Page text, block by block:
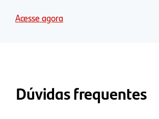
Acesse agora
Dúvidas frequentes